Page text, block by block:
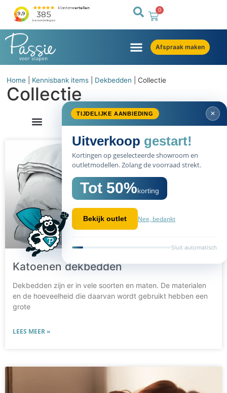
0
Afspraak maken
TIJDELIJKE AANBIEDING ✕
Uitverkoop gestart!
Kortingen op geselecteerde showroom en
outletmodellen. Zolang de voorraad strekt.
Tot 50%korting
Bekijk outlet Nee, bedankt
Sluit automatisch
Home Kennisbank items Dekbedden Collectie
Collectie
Katoenen dekbedden
Dekbedden zijn er in vele soorten en maten. De materialen
en de hoeveelheid die daarvan wordt gebruikt hebben een
grote
LEES MEER »